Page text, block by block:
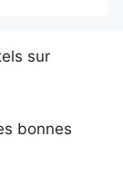
sur
bonnes